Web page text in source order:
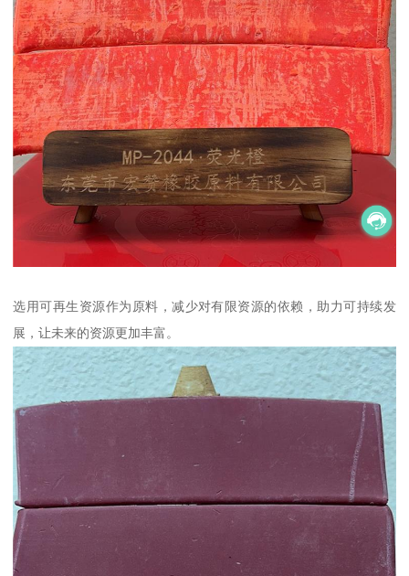
选用可再生资源作为原料，减少对有限资源的依赖，助力可持续发
展，让未来的资源更加丰富。